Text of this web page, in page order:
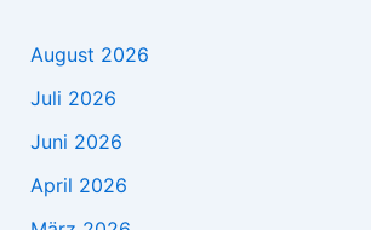
August 2026
Juli 2026
Juni 2026
April 2026